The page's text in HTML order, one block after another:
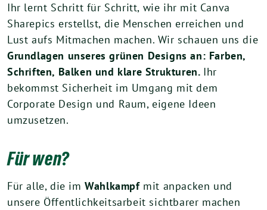
Ihr lernt Schritt für Schritt, wie ihr mit Canva
Sharepics erstellst, die Menschen erreichen und
Lust aufs Mitmachen machen. Wir schauen uns die
Grundlagen unseres grünen Designs an: Farben,
Schriften, Balken und klare Strukturen. Ihr
bekommst Sicherheit im Umgang mit dem
Corporate Design und Raum, eigene Ideen
umzusetzen.
Für wen?
Für alle, die imWahlkampfmit anpacken und
unsere Öffentlichkeitsarbeit sichtbarer machen